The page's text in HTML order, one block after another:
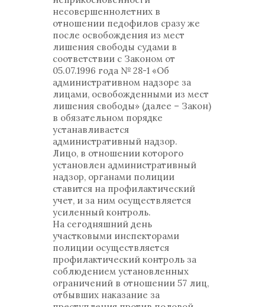
несовершеннолетних в
отношении педофилов сразу же
после освобождения из мест
лишения свободы судами в
соответствии с Законом от
05.07.1996 года № 28-1 «Об
административном надзоре за
лицами, освобожденными из мест
лишения свободы» (далее – Закон)
в обязательном порядке
устанавливается
административный надзор.
Лицо, в отношении которого
установлен административный
надзор, органами полиции
ставится на профилактический
учет, и за ним осуществляется
усиленный контроль.
На сегодняшний день
участковыми инспекторами
полиции осуществляется
профилактический контроль за
соблюдением установленных
ограничений в отношении 57 лиц,
отбывших наказание за